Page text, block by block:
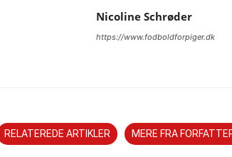
Nicoline Schrøder
https://www.fodboldforpiger.dk
RELATEREDE ARTIKLER MERE FRA